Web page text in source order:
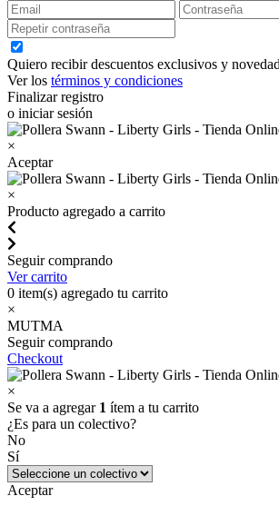
Quiero recibir descuentos exclusivos y
Ver los términos y condiciones
Finalizar registro
o iniciar sesión
×
Aceptar
×
Producto agregado a carrito
Seguir comprando
Ver carrito
0 item(s) agregado tu carrito
×
MUTMA
Seguir comprando
Checkout
×
Se va a agregar 1 ítem a tu carrito
¿Es para un colectivo?
No
Sí
Aceptar